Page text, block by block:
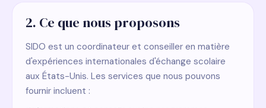
2. Ce que nous proposons
SIDO est un coordinateur et conseiller en matière
d'expériences internationales d'échange scolaire
aux États-Unis. Les services que nous pouvons
fournir incluent :